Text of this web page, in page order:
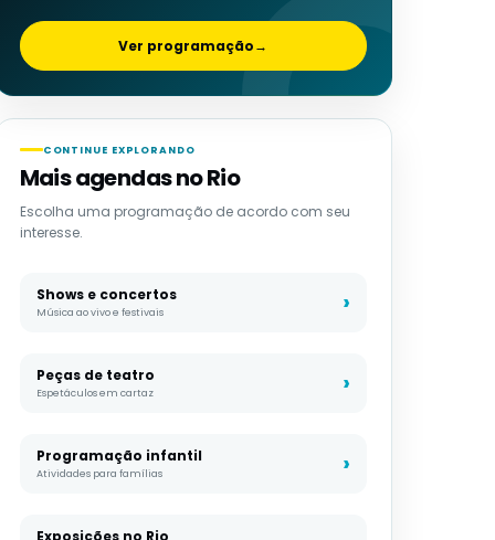
Ver programação→
CONTINUE EXPLORANDO
Mais agendas no Rio
Escolha uma programação de acordo com seu
interesse.
Shows e concertos
Música ao vivo e festivais
Peças de teatro
Espetáculos em cartaz
Programação infantil
Atividades para famílias
Exposições no Rio